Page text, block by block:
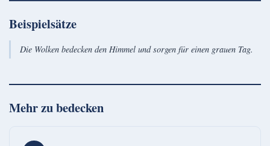
Beispielsätze
Die Wolken bedecken den Himmel und sorgen für einen grauen Tag.
Mehr zubedecken